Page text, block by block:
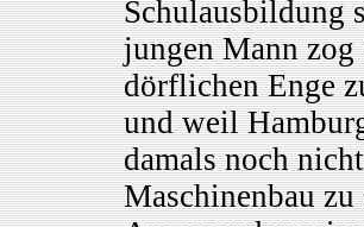
Schulausbildung
jungen Mann
dörflichen Enge
und weil
damals noch
Maschinenbau